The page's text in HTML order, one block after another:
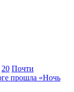
20 Почти
прошла «Ночь